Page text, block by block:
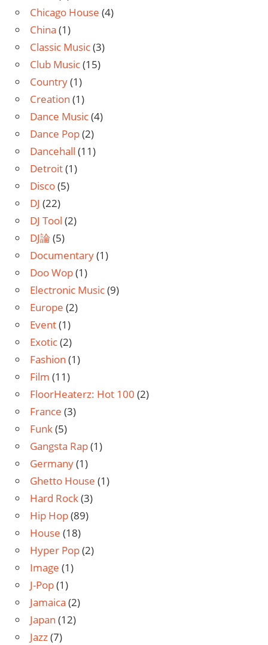
Chicago House (4)
China (1)
Classic Music(3)
Club Music(15)
Country(1)
Creation (1)
Dance Music(4)
Dance Pop(2)
Dancehall (11)
Detroit(1)
Disco(5)
DJ (22)
DJ Tool (2)
DJ論 (5)
Documentary(1)
Doo Wop(1)
Electronic Music(9)
Europe (2)
Event(1)
Exotic(2)
Fashion (1)
Film (11)
FloorHeaterz: Hot 100 (2)
France (3)
Funk(5)
Gangsta Rap(1)
Germany(1)
Ghetto House (1)
Hard Rock(3)
Hip Hop(89)
House (18)
Hyper Pop(2)
Image (1)
J-Pop(1)
Jamaica (2)
Japan (12)
Jazz(7)